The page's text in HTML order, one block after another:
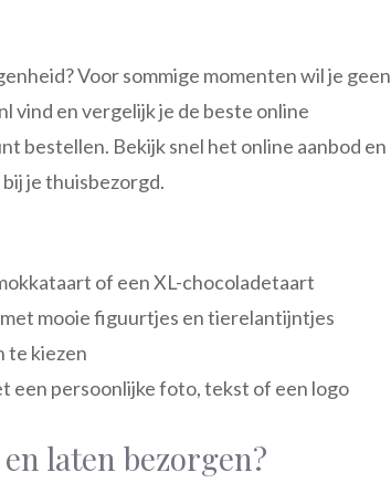
Voor sommige momenten wil je geen
vind en vergelijk je de beste online
bestellen. Bekijk snel het online aanbod en
je thuisbezorgd.
of een XL-chocoladetaart
mooie figuurtjes en tierelantijntjes
te kiezen
een persoonlijke foto, tekst of een logo
laten bezorgen?